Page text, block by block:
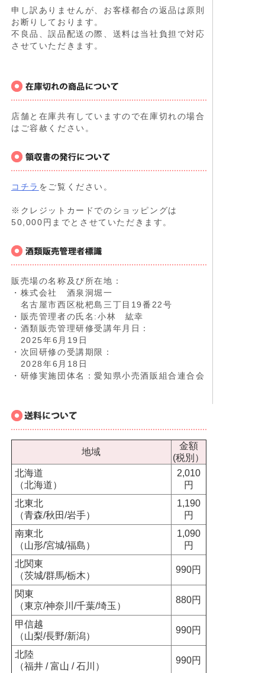
申し訳ありませんが、お客様都合の返品は原則
お断りしております。
不良品、誤品配送の際、送料は当社負担で対応
させていただきます。
店舗と在庫共有していますので在庫切れの場合
はご容赦ください。
コチラ をご覧ください。
※クレジットカードでのショッピングは
50,000円までとさせていただきます。
販売場の名称及び所在地：
・株式会社 酒泉洞堀一
名古屋市西区枇杷島三丁目19番22号
・販売管理者の氏名:小林 紘幸
・酒類販売管理研修受講年月日：
2025年6月19日
・次回研修の受講期限：
2028年6月18日
・研修実施団体名：愛知県小売酒販組合連合会
地域
金額
(税別）
北海道
（北海道）
2,010
円
北東北
（青森/秋田/岩手）
1,190
円
南東北
（山形/宮城/福島）
1,090
円
北関東
（茨城/群馬/栃木）
990円
関東
（東京/神奈川/千葉/埼玉）
880円
甲信越
（山梨/長野/新潟）
990円
北陸
（福井 / 富山 / 石川）
990円